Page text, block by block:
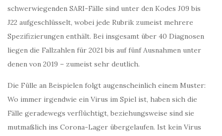
schwerwiegenden SARI-Fälle sind unter den Kodes J09 bis
J22 aufgeschlüsselt, wobei jede Rubrik zumeist mehrere
Spezifizierungen enthält. Bei insgesamt über 40 Diagnosen
liegen die Fallzahlen für 2021 bis auf fünf Ausnahmen unter
denen von 2019 – zumeist sehr deutlich.
Die Fülle an Beispielen folgt augenscheinlich einem Muster:
Wo immer irgendwie ein Virus im Spiel ist, haben sich die
Fälle geradewegs verflüchtigt, beziehungsweise sind sie
mutmaßlich ins Corona-Lager übergelaufen. Ist kein Virus